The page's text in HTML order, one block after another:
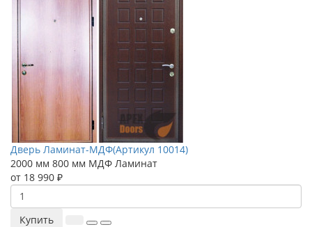
Дверь Ламинат-МДФ(Артикул 10014)
2000 мм 800 мм МДФ Ламинат
от 18 990 ₽
Купить